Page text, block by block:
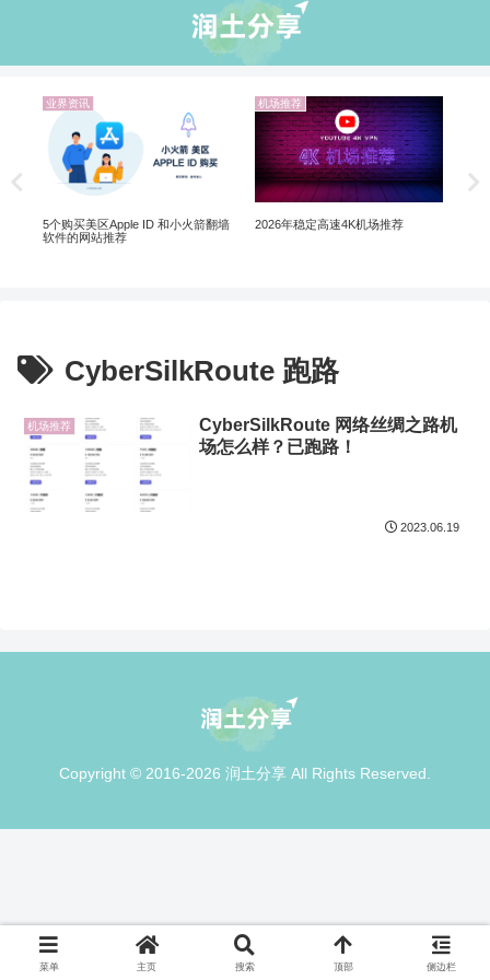
业界资讯
5个购买美区Apple ID 和小火箭翻墙
软件的网站推荐
机场推荐
2026年稳定高速4K机场推荐
CyberSilkRoute 跑路
机场推荐
CyberSilkRoute 网络丝绸之路机
场怎么样？已跑路！
2023.06.19
Copyright © 2016-2026 润土分享 All Rights Reserved.
菜单 主页 搜索 顶部 侧边栏